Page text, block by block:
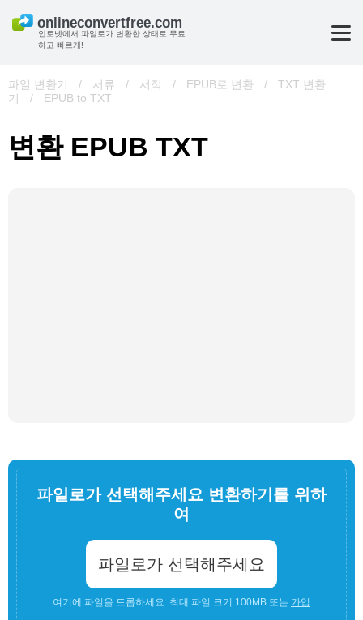
인토넷에서 파일로가 변환한 상태로 무료
하고 빠르게!
파일 변환기 / 서류 / 서적 / EPUB로 변환 /
TXT 변환
기
/ EPUB to TXT
변환 EPUB TXT
파일로가 선택해주세요 변환하기를 위하
여
파일로가 선택해주세요
여기에 파일을 드롭하세요. 최대 파일 크기 100MB 또는 가입